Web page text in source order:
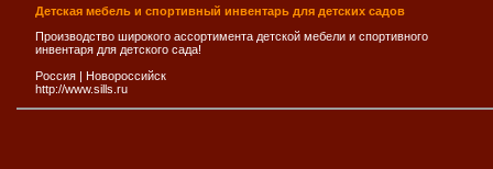
Детская мебель и спортивный инвентарь для детских садов
Производство широкого ассортимента детской мебели и спортивного
инвентаря для детского сада!
Россия | Новороссийск
http://www.sills.ru